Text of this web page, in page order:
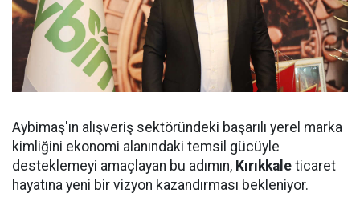
Aybimaş'ın alışveriş sektöründeki başarılı yerel marka
kimliğini ekonomi alanındaki temsil gücüyle
desteklemeyi amaçlayan bu adımın, Kırıkkale ticaret
hayatına yeni bir vizyon kazandırması bekleniyor.